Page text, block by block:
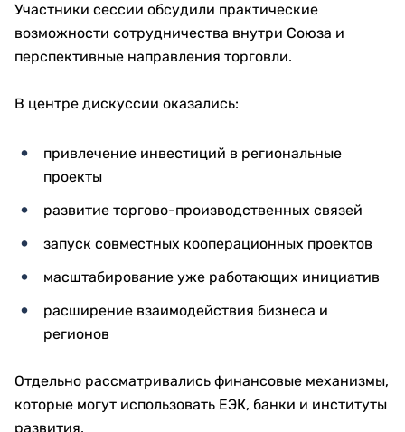
Участники сессии обсудили практические
возможности сотрудничества внутри Союза и
перспективные направления торговли.
В центре дискуссии оказались:
привлечение инвестиций в региональные
проекты
развитие торгово-производственных связей
запуск совместных кооперационных проектов
масштабирование уже работающих инициатив
расширение взаимодействия бизнеса и
регионов
Отдельно рассматривались финансовые механизмы,
которые могут использовать ЕЭК, банки и институты
развития.